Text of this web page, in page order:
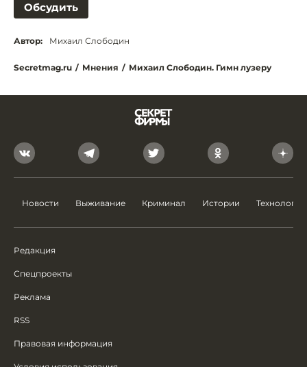
Обсудить
Автор: Михаил Слободин
Secretmag.ru / Мнения / Михаил Слободин. Гимн лузеру
Новости Выживание Криминал Истории Технологии
Редакция
Спецпроекты
Реклама
RSS
Правовая информация